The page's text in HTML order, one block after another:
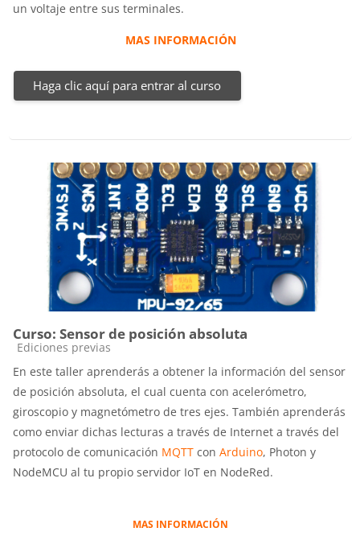
un voltaje entre sus terminales.
MAS INFORMACIÓN
Haga clic aquí para entrar al curso
Curso: Sensor de posición absoluta
Categoría de cursos
Ediciones previas
En este taller aprenderás a obtener la información del sensor
de posición absoluta, el cual cuenta con acelerómetro,
giroscopio y magnetómetro de tres ejes. También aprenderás
como enviar dichas lecturas a través de Internet a través del
protocolo de comunicación MQTTcon Arduino, Photon y
NodeMCU al tu propio servidor IoT en NodeRed.
MAS INFORMACIÓN